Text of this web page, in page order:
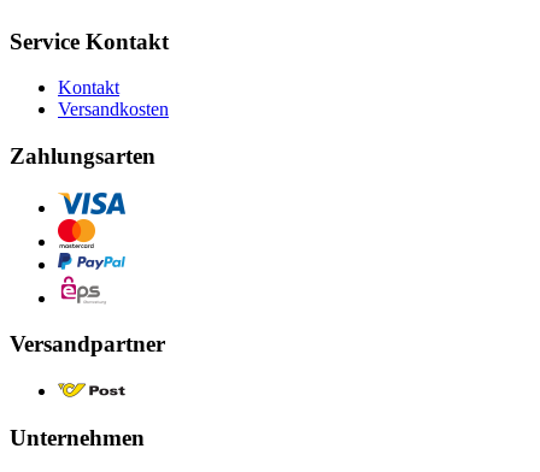
Service Kontakt
Kontakt
Versandkosten
Zahlungsarten
Versandpartner
Unternehmen